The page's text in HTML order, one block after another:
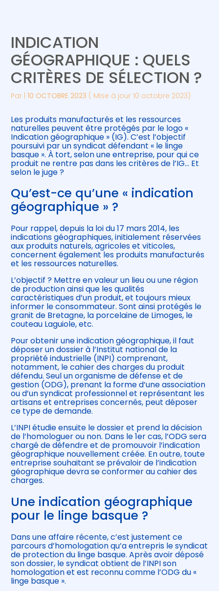
Gérer votre quotidien
Piloter votre entreprise
Développer votre entreprise
Construire votre patrimoine
Être prêt pour la facturation
électronique
Suivre votre comptabilité
Gérer vos ressources humaines
INDICATION
GÉOGRAPHIQUE : QUELS
CRITÈRES DE SÉLECTION ?
Par |10 OCTOBRE 2023 ( Mise à jour 10 octobre 2023)
Les produits manufacturés et les ressources
naturelles peuvent être protégés par le logo «
Indication géographique » (IG). C’est l’objectif
poursuivi par un syndicat défendant « le linge
basque ». À tort, selon une entreprise, pour qui ce
produit ne rentre pas dans les critères de l’IG… Et
selon le juge ?
Qu’est-ce qu’une « indication
géographique » ?
Pour rappel, depuis la loi du 17 mars 2014, les
indications géographiques, initialement réservées
aux produits naturels, agricoles et viticoles,
concernent également les produits manufacturés
et les ressources naturelles.
L’objectif ? Mettre en valeur un lieu ou une région
de production ainsi que les qualités
caractéristiques d’un produit, et toujours mieux
informer le consommateur. Sont ainsi protégés le
granit de Bretagne, la porcelaine de Limoges, le
couteau Laguiole, etc.
Pour obtenir une indication géographique, il faut
déposer un dossier à l’Institut national de la
propriété industrielle (INPI) comprenant,
notamment, le cahier des charges du produit
défendu. Seul un organisme de défense et de
gestion (ODG), prenant la forme d’une association
ou d’un syndicat professionnel et représentant les
artisans et entreprises concernés, peut déposer
ce type de demande.
L’INPI étudie ensuite le dossier et prend la décision
de l’homologuer ou non. Dans le 1er cas, l’ODG sera
chargé de défendre et de promouvoir l’indication
géographique nouvellement créée. En outre, toute
entreprise souhaitant se prévaloir de l’indication
géographique devra se conformer au cahier des
charges.
Une indication géographique
pour le linge basque ?
Dans une affaire récente, c’est justement ce
parcours d’homologation qu’a entrepris le syndicat
de protection du linge basque. Après avoir déposé
son dossier, le syndicat obtient de l’INPI son
homologation et est reconnu comme l’ODG du «
linge basque ».